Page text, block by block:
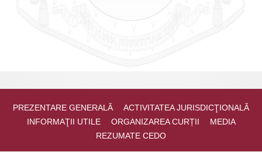
PREZENTARE GENERALĂ
ACTIVITATEA JURISDICŢIONALĂ
INFORMAŢII UTILE
ORGANIZAREA CURȚII
MEDIA
REZUMATE CEDO